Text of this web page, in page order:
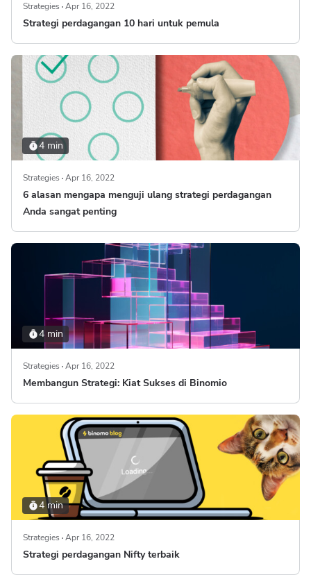
Strategies Apr 16, 2022
Strategi perdagangan 10 hari untuk pemula
4 min
Strategies Apr 16, 2022
6 alasan mengapa menguji ulang strategi perdagangan
Anda sangat penting
4 min
Strategies Apr 16, 2022
Membangun Strategi: Kiat Sukses di Binomio
4 min
Strategies Apr 16, 2022
Strategi perdagangan Nifty terbaik